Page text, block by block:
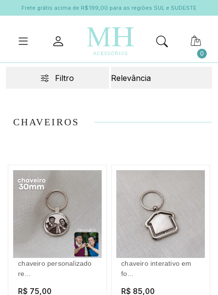
Frete grátis acima de R$199,00 para as regiões SUL e SUDESTE
0
Filtro
CHAVEIROS
chaveiro personalizado
re...
R$ 75,00
chaveiro interativo em
fo...
R$ 85,00